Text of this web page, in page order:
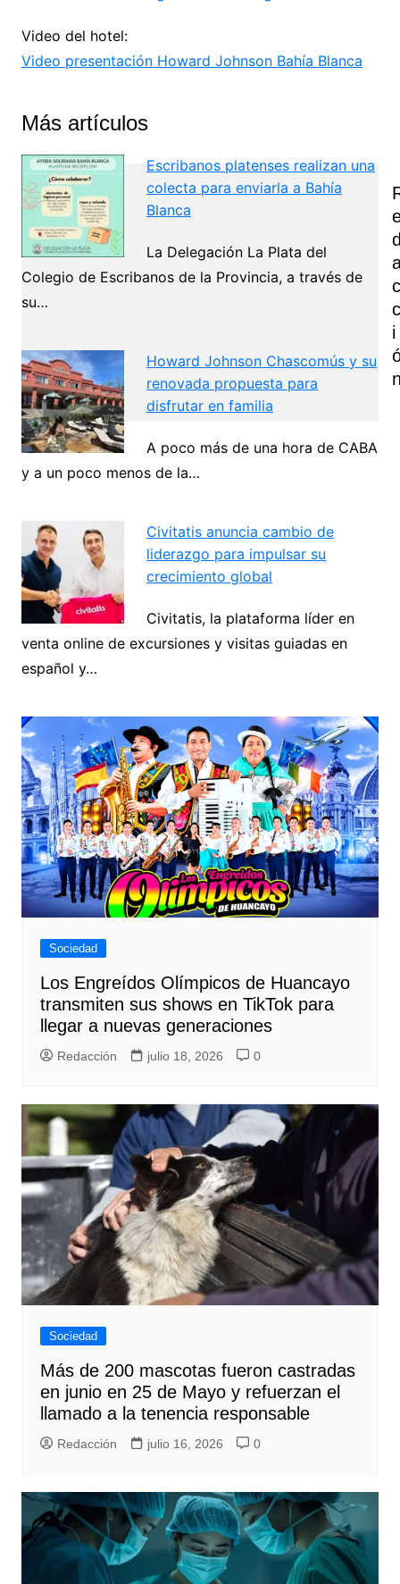
Video del hotel:
Video presentación Howard Johnson Bahía Blanca
Más artículos
Escribanos platenses realizan una
colecta para enviarla a Bahía
Blanca
La Delegación La Plata del
Colegio de Escribanos de la Provincia, a través de
su…
Howard Johnson Chascomús y su
renovada propuesta para
disfrutar en familia
A poco más de una hora de CABA
y a un poco menos de la…
Civitatis anuncia cambio de
liderazgo para impulsar su
crecimiento global
Civitatis, la plataforma líder en
venta online de excursiones y visitas guiadas en
español y…
I
Navegación
entradas
Sociedad
Los Engreídos Olímpicos de Huancayo
transmiten sus shows en TikTok para
llegar a nuevas generaciones
Redacción julio 18, 2026 0
Sociedad
Más de 200 mascotas fueron castradas
en junio en 25 de Mayo y refuerzan el
llamado a la tenencia responsable
Redacción julio 16, 2026 0